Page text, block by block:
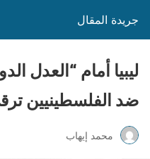
جريدة المقال
ليبيا أمام “العدل
ضد الفلسطينيين
محمد إيهاب